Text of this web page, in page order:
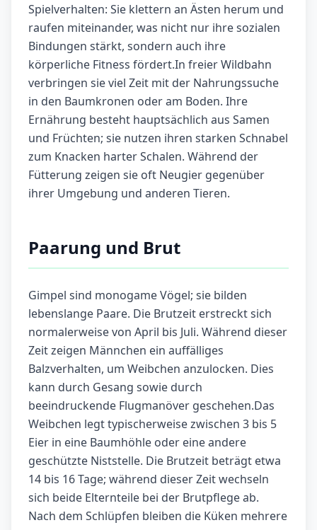
Spielverhalten: Sie klettern an Ästen herum und
raufen miteinander, was nicht nur ihre sozialen
Bindungen stärkt, sondern auch ihre
körperliche Fitness fördert.In freier Wildbahn
verbringen sie viel Zeit mit der Nahrungssuche
in den Baumkronen oder am Boden. Ihre
Ernährung besteht hauptsächlich aus Samen
und Früchten; sie nutzen ihren starken Schnabel
zum Knacken harter Schalen. Während der
Fütterung zeigen sie oft Neugier gegenüber
ihrer Umgebung und anderen Tieren.
Paarung und Brut
Gimpel sind monogame Vögel; sie bilden
lebenslange Paare. Die Brutzeit erstreckt sich
normalerweise von April bis Juli. Während dieser
Zeit zeigen Männchen ein auffälliges
Balzverhalten, um Weibchen anzulocken. Dies
kann durch Gesang sowie durch
beeindruckende Flugmanöver geschehen.Das
Weibchen legt typischerweise zwischen 3 bis 5
Eier in eine Baumhöhle oder eine andere
geschützte Niststelle. Die Brutzeit beträgt etwa
14 bis 16 Tage; während dieser Zeit wechseln
sich beide Elternteile bei der Brutpflege ab.
Nach dem Schlüpfen bleiben die Küken mehrere